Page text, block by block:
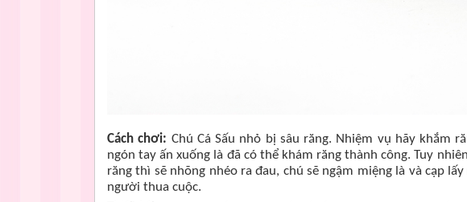
Cách chơi: Chú Cá Sấu nhỏ bị sâu răng. Nhiệm vụ hãy khắm
ngón tay ấn xuống là đã có thể khám răng thành công. Tuy
răng thì sẽ nhõng nhéo ra đau, chú sẽ ngậm miệng là và cạp
người thua cuộc.